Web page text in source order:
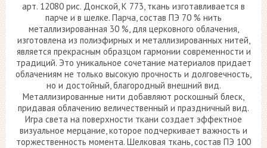
арт. 12080 рис. Донской, К 773, ткань изготавливается в
парче и в шелке. Парча, состав ПЭ 70 % нить
металлизированная 30 %, для церковного облачения,
изготовлена из полиэфирных и металлизированных нитей,
является прекрасным образцом гармонии современности и
традиций. Это уникальное сочетание материалов придает
облачениям не только высокую прочность и долговечность,
но и достойный, благородный внешний вид.
Металлизированные нити добавляют роскошный блеск,
придавая облачению величественный и праздничный вид.
Игра света на поверхности ткани создает эффектное
визуальное мерцание, которое подчеркивает важность и
торжественность момента. Шелковая ткань, состав ПЭ 100